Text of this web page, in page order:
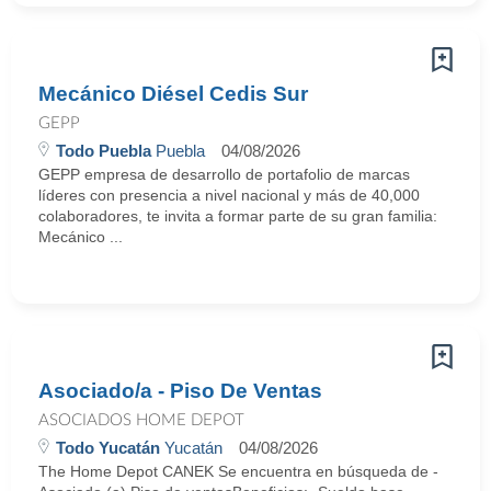
Mecánico Diésel Cedis Sur
GEPP
Todo PueblaPuebla 04/08/2026
GEPP empresa de desarrollo de portafolio de marcas
líderes con presencia a nivel nacional y más de 40,000
colaboradores, te invita a formar parte de su gran familia:
Mecánico ...
Asociado/a - Piso De Ventas
ASOCIADOS HOME DEPOT
Todo Yucatán Yucatán 04/08/2026
The Home Depot CANEK Se encuentra en búsqueda de -